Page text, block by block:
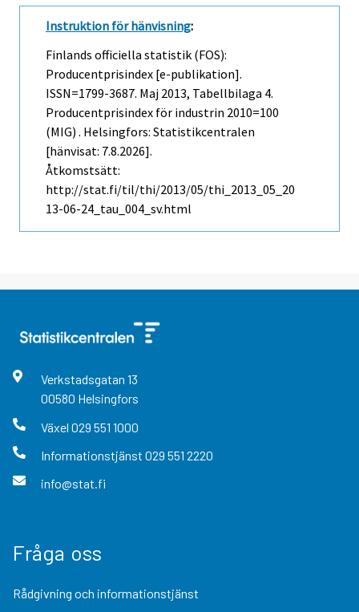
Instruktion för hänvisning:
Finlands officiella statistik (FOS):
Producentprisindex [e-publikation].
ISSN=1799-3687. Maj 2013, Tabellbilaga 4.
Producentprisindex för industrin 2010=100
(MIG) . Helsingfors: Statistikcentralen
[hänvisat: 7.8.2026].
Åtkomstsätt:
http://stat.fi/til/thi/2013/05/thi_2013_05_20
13-06-24_tau_004_sv.html
Verkstadsgatan 13
00580 Helsingfors
Växel 029 551 1000
Informationstjänst 029 551 2220
info@stat.fi
Fråga oss
Rådgivning och informationstjänst